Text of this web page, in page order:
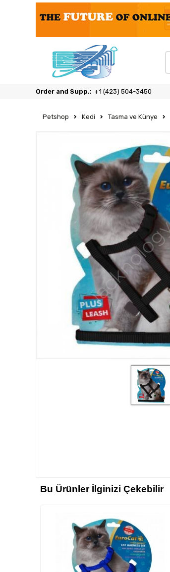
Order and Supp.: ‎+1 (423) 504-3450
Petshop Kedi Tasma ve Künye
Bu Ürünler İlginizi Çekebilir